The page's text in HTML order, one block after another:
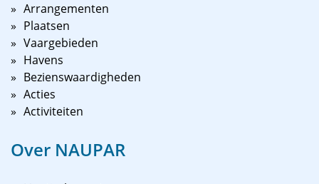
Arrangementen
Plaatsen
Vaargebieden
Havens
Bezienswaardigheden
Acties
Activiteiten
Over NAUPAR